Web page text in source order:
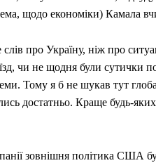
щодо економіки) Камала
про Україну, ніж про
чи не щодня були сутички
Тому я б не шукав тут
достатньо. Краще будь-яких
зовнішня політика США